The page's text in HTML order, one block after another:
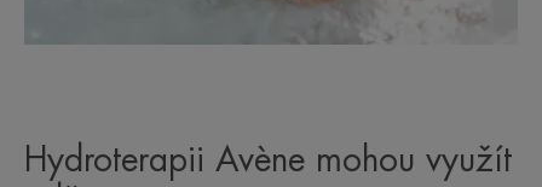
Hydroterapii Avène mohou využít